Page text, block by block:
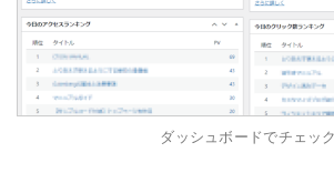
ダッシュボードでチェック